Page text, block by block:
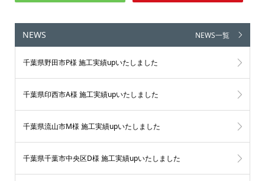
NEWS NEWS一覧
千葉県野田市P様 施工実績upいたしました
千葉県印西市A様 施工実績upいたしました
千葉県流山市M様 施工実績upいたしました
千葉県千葉市中央区D様 施工実績upいたしました